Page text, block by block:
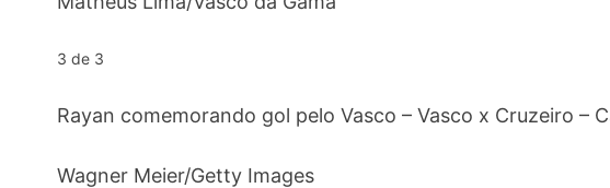
3 de 3
Rayan comemorando gol pelo Vasco – Vasco x Cruzeiro –
Wagner Meier/Getty Images